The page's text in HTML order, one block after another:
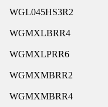
WGL045HS3R2
WGMXLBRR4
WGMXLPRR6
WGMXMBRR2
WGMXMBRR4